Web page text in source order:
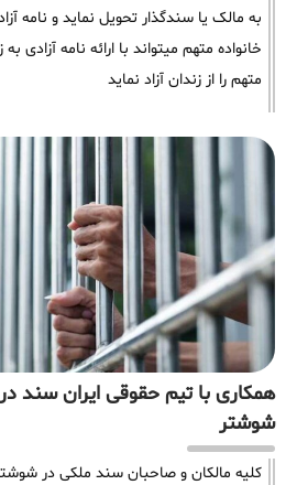
به مالک یا سندگذار تحویل نماید و نامه
خانواده متهم میتواند با ارائه نامه آزادی
متهم را از زندان آزاد نماید
همکاری با تیم حقوقی ایران سند
شوشتر
کلیه مالکان و صاحبان سند ملکی در